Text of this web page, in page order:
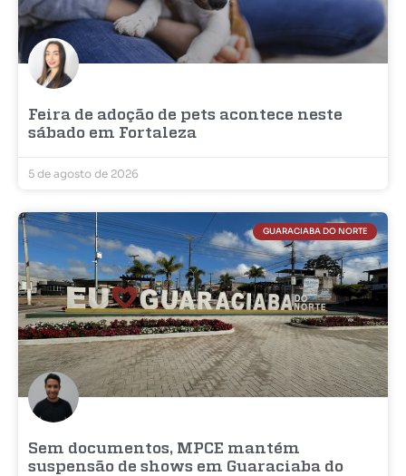
Feira de adoção de pets acontece neste
sábado em Fortaleza
5 de agosto de 2026
GUARACIABA DO NORTE
Sem documentos, MPCE mantém
suspensão de shows em Guaraciaba do